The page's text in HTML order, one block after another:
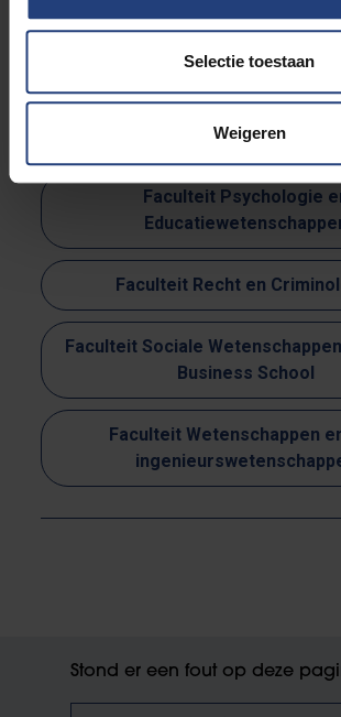
Selectie toestaan
Weigeren
Faculteit Lichamelijke
Kinesitherapie
Faculteit Psychologie
Faculteit Recht en
Faculteit Sociale
Business School
Faculteit Wetenschappen
Stond er een fout op deze